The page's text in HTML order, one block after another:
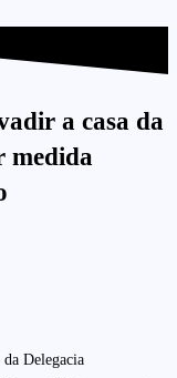
a casa da
medida
Delegacia